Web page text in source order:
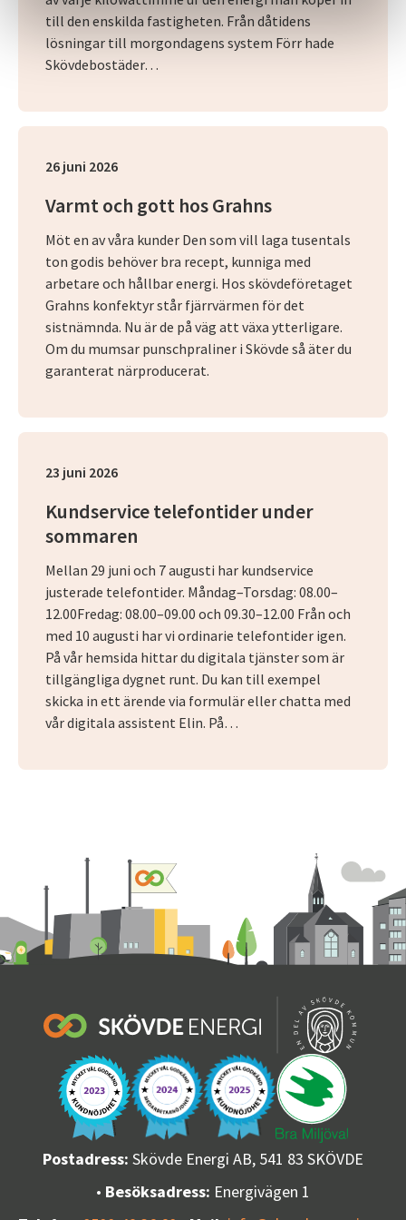
till den enskilda fastigheten. Från dåtidens
lösningar till morgondagens system Förr hade
Skövdebostäder…
26 juni 2026
Varmt och gott hos Grahns
Möt en av våra kunder Den som vill laga tusentals
ton godis behöver bra recept, kunniga med
arbetare och hållbar energi. Hos skövdeföretaget
Grahns konfektyr står fjärrvärmen för det
sistnämnda. Nu är de på väg att växa ytterligare.
Om du mumsar punschpraliner i Skövde så äter du
garanterat närproducerat.
23 juni 2026
Kundservice telefontider under
sommaren
Mellan 29 juni och 7 augusti har kundservice
justerade telefontider. Måndag–Torsdag: 08.00–
12.00Fredag: 08.00–09.00 och 09.30–12.00 Från och
med 10 augusti har vi ordinarie telefontider igen.
På vår hemsida hittar du digitala tjänster som är
tillgängliga dygnet runt. Du kan till exempel
skicka in ett ärende via formulär eller chatta med
vår digitala assistent Elin. På…
Postadress: Skövde Energi AB, 541 83 SKÖVDE
• Besöksadress: Energivägen 1